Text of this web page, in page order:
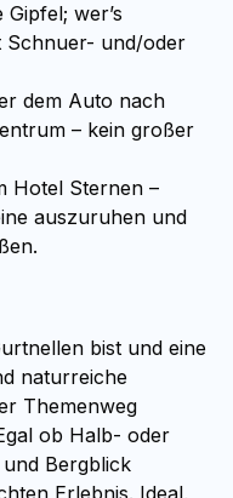
wer’s
Schnuer- und/oder
dem Auto nach
– kein großer
Hotel Sternen –
auszuruhen und
bist und eine
naturreiche
Themenweg
ob Halb- oder
Bergblick